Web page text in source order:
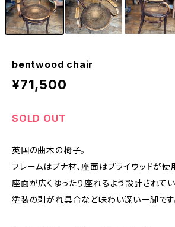
bentwood chair
¥71,500
SOLD OUT
英国の曲木の椅子。
フレームはブナ材、座面はプライウッドが使
座面が広くゆったり座れるよう設計されてい
塗装の剥がれ具合など味わい深い一脚です